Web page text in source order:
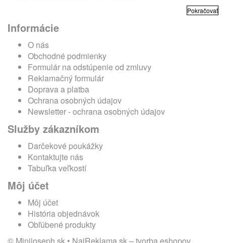
Pokračovať
Informácie
O nás
Obchodné podmienky
Formulár na odstúpenie od zmluvy
Reklamačný formulár
Doprava a platba
Ochrana osobných údajov
Newsletter - ochrana osobných údajov
Služby zákazníkom
Darčekové poukážky
Kontaktujte nás
Tabuľka veľkostí
Môj účet
Môj účet
História objednávok
Obľúbené produkty